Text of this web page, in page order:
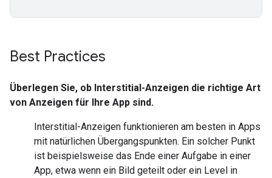
Best Practices
Überlegen Sie, ob Interstitial-Anzeigen die richtige Art
von Anzeigen für Ihre App sind.
Interstitial-Anzeigen funktionieren am besten in Apps
mit natürlichen Übergangspunkten. Ein solcher Punkt
ist beispielsweise das Ende einer Aufgabe in einer
App, etwa wenn ein Bild geteilt oder ein Level in